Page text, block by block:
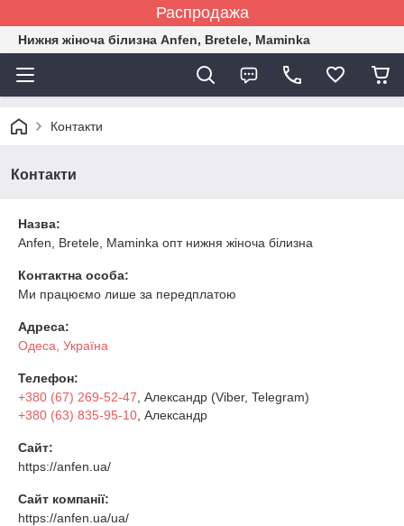
Распродажа
Нижня жіноча білизна Anfen, Bretele, Maminka
Контакти
Контакти
Назва:
Anfen, Bretele, Maminka опт нижня жіноча білизна
Контактна особа:
Ми працюємо лише за передплатою
Адреса:
Одеса, Україна
Телефон:
+380 (67) 269-52-47 , Александр (Viber, Telegram)
+380 (63) 835-95-10 , Александр
Сайт:
https://anfen.ua/
Сайт компанії:
https://anfen.ua/ua/